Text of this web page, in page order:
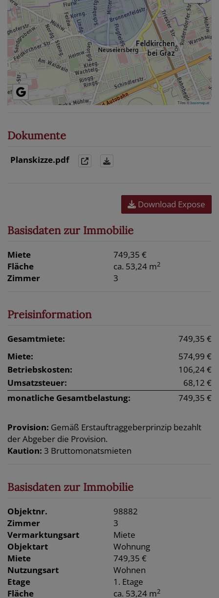
Tiles ©basemap.at
Dokumente
Planskizze.pdf
Download Expose
Basisdaten zur Immobilie
Miete
749,35 €
Fläche
ca. 53,24 m2
Zimmer 3
Preisinformation
Gesamtmiete:
749,35 €
Miete:
574,99 €
Betriebskosten:
106,24 €
Umsatzsteuer:
68,12 €
monatliche Gesamtbelastung:
749,35 €
Provision: Gemäß Erstauftraggeberprinzip bezahlt
der Abgeber die Provision.
Kaution: 3 Bruttomonatsmieten
Basisdaten zur Immobilie
Objektnr.
98882
Zimmer
3
Vermarktungsart
Miete
Objektart
Wohnung
Miete
749,35 €
Nutzungsart
Wohnen
Etage
1. Etage
Fläche
ca. 53,24 m2